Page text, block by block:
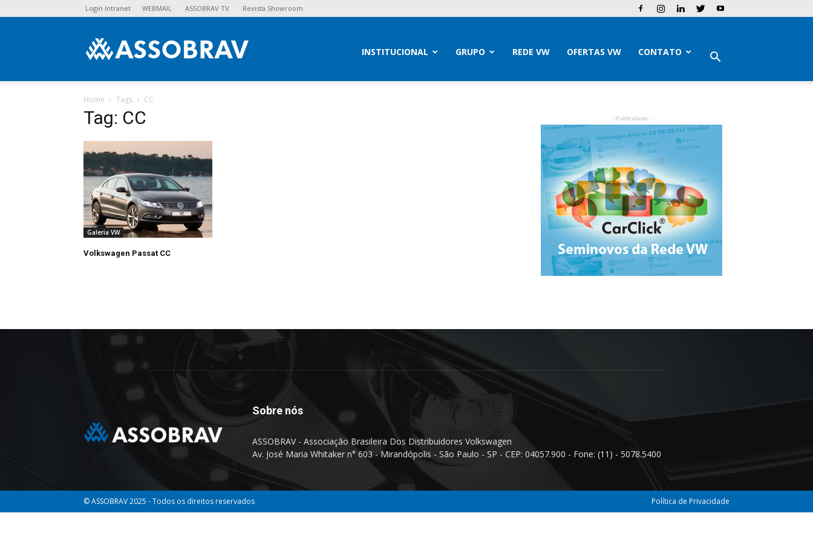
Login Intranet WEBMAIL ASSOBRAV TV Revista Showroom
INSTITUCIONAL GRUPO REDE VW OFERTAS VW CONTATO
Home Tags CC
Tag: CC
Galeria VW
Volkswagen Passat CC
- Publicidade -
Sobre nós
ASSOBRAV - Associação Brasileira Dos Distribuidores Volkswagen
Av. José Maria Whitaker n° 603 - Mirandópolis - São Paulo - SP - CEP: 04057.900 - Fone: (11) - 5078.5400
Política de Privacidade
© ASSOBRAV 2025 - Todos os direitos reservados